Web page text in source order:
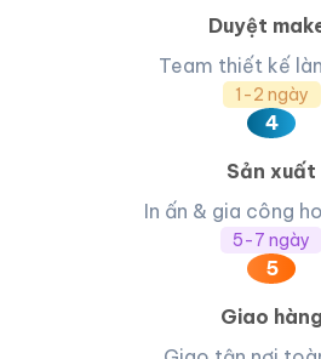
Duyệt
Team thiết kế
1-2 ngày
4
Sản xuất
In ấn & gia công
5-7 ngày
5
Giao hàng